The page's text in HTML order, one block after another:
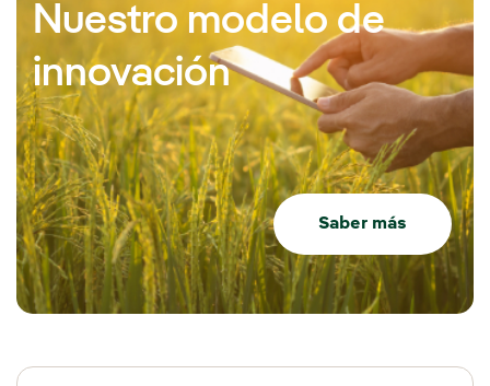
Nuestro modelo de
innovación
Saber más